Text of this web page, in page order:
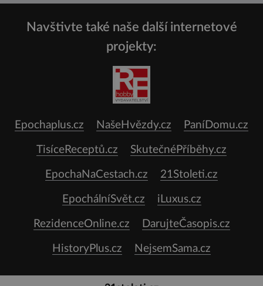
Navštivte také naše další internetové
projekty:
Epochaplus.cz NašeHvězdy.cz PaníDomu.cz
TisíceReceptů.cz SkutečnéPříběhy.cz
EpochaNaCestach.cz 21Stoleti.cz
EpochálníSvět.cz iLuxus.cz
RezidenceOnline.cz DarujteČasopis.cz
HistoryPlus.cz NejsemSama.cz